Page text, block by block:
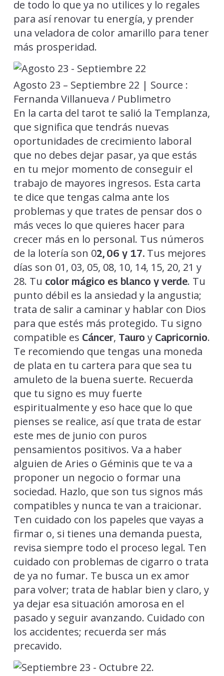
de todo lo que ya no utilices y lo regales
para así renovar tu energía, y prender
una veladora de color amarillo para tener
más prosperidad.
Agosto 23 – Septiembre 22 | Source :
Fernanda Villanueva / Publimetro
En la carta del tarot te salió la Templanza,
que significa que tendrás nuevas
oportunidades de crecimiento laboral
que no debes dejar pasar, ya que estás
en tu mejor momento de conseguir el
trabajo de mayores ingresos. Esta carta
te dice que tengas calma ante los
problemas y que trates de pensar dos o
más veces lo que quieres hacer para
crecer más en lo personal. Tus números
de la lotería son 02, 06 y 17.Tus mejores
días son 01, 03, 05, 08, 10, 14, 15, 20, 21 y
28. Tu color mágico es blanco y verde. Tu
punto débil es la ansiedad y la angustia;
trata de salir a caminar y hablar con Dios
para que estés más protegido. Tu signo
compatible es Cáncer, Tauro y Capricornio.
Te recomiendo que tengas una moneda
de plata en tu cartera para que sea tu
amuleto de la buena suerte. Recuerda
que tu signo es muy fuerte
espiritualmente y eso hace que lo que
pienses se realice, así que trata de estar
este mes de junio con puros
pensamientos positivos. Va a haber
alguien de Aries o Géminis que te va a
proponer un negocio o formar una
sociedad. Hazlo, que son tus signos más
compatibles y nunca te van a traicionar.
Ten cuidado con los papeles que vayas a
firmar o, si tienes una demanda puesta,
revisa siempre todo el proceso legal. Ten
cuidado con problemas de cigarro o trata
de ya no fumar. Te busca un ex amor
para volver; trata de hablar bien y claro, y
ya dejar esa situación amorosa en el
pasado y seguir avanzando. Cuidado con
los accidentes; recuerda ser más
precavido.